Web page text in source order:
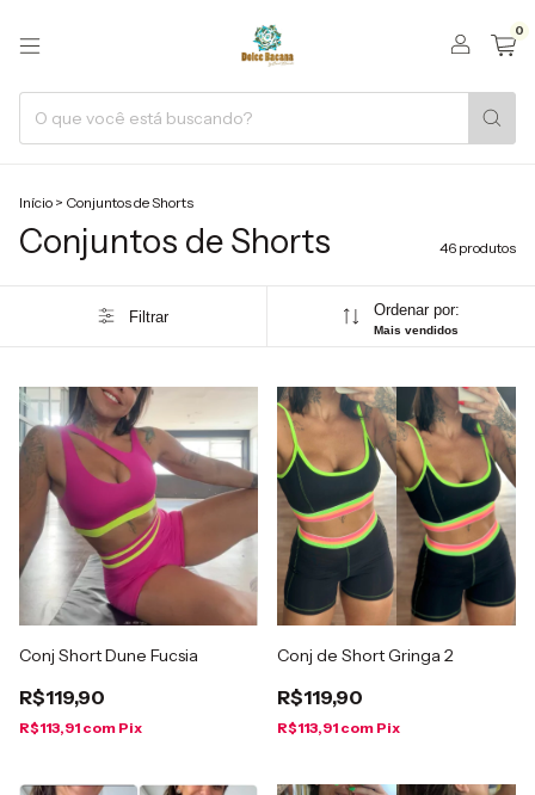
0
Início > Conjuntos de Shorts
Conjuntos de Shorts 46 produtos
Filtrar Ordenar por:
Mais vendidos
Conj Short Dune Fucsia
R$119,90
R$113,91 com Pix
Conj de Short Gringa 2
R$119,90
R$113,91 com Pix